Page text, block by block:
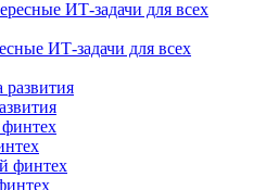
ИТ-задачи для всех